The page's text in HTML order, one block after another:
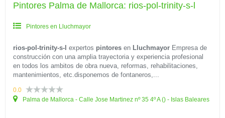
Pintores Palma de Mallorca: rios-pol-trinity-s-l
Pintores en Lluchmayor
rios-pol-trinity-s-l expertos pintores en Lluchmayor Empresa de
construcción con una amplia trayectoria y experiencia profesional
en todos los ambitos de obra nueva, reformas, rehabilitaciones,
mantenimientos, etc.disponemos de fontaneros,...
0.0
Palma de Mallorca - Calle Jose Martinez nº 35 4º A () - Islas Baleares